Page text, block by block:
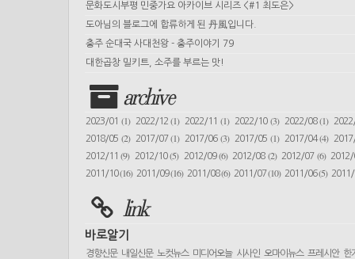
문화도시부평 민중가요 아카이브 시리즈 <#1 최도은>
도아님의 블로그에 합류하게 된 丹風입니다.
충주 순대국 사대천왕 - 충주이야기 79
대한곱창 밀키트, 소주를 부르는 맛!
archive
2023/01 (1) 2022/12(1) 2022/11(1) 2022/10 (3) 2022/08(1)
2018/05 (2) 2017/07(1) 2017/06(3) 2017/05 (1) 2017/04(4)
2012/11(9) 2012/10(5) 2012/09(6) 2012/08 (2) 2012/07 (6)
2011/10(16) 2011/09(16) 2011/08(6) 2011/07(10) 2011/06(5)
link
바로알기
경향신문 내일신문 노컷뉴스 미디어오늘 시사인 오마이뉴스 프레시안 한